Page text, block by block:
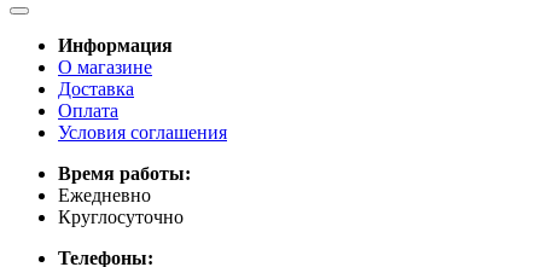
Информация
О магазине
Доставка
Оплата
Условия соглашения
Время работы:
Ежедневно
Круглосуточно
Телефоны: